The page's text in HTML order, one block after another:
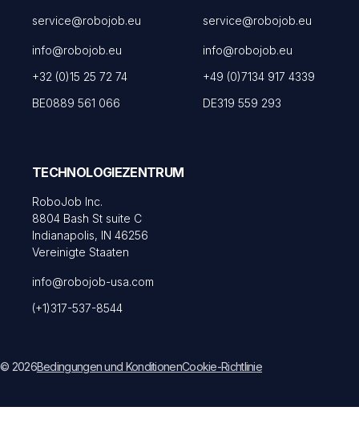
service@robojob.eu
info@robojob.eu
+32 (0)15 25 72 74
BE0889 561 066
service@robojob.eu
info@robojob.eu
+49 (0)7134 917 4339
DE319 559 293
TECHNOLOGIEZENTRUM
RoboJob Inc.
8804 Bash St suite C
Indianapolis, IN 46256
Vereinigte Staaten
info@robojob-usa.com
(+1)317-537-8544
© 2026Bedingungen und KonditionenCookie-Richtlinie